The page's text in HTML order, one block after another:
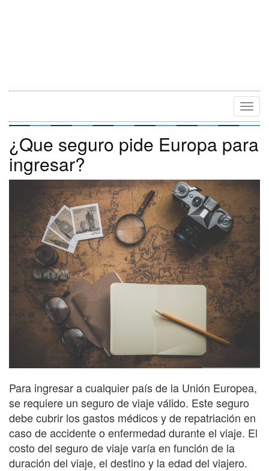
¿Que seguro pide Europa para
ingresar?
Para ingresar a cualquier país de la Unión Europea,
se requiere un seguro de viaje válido. Este seguro
debe cubrir los gastos médicos y de repatriación en
caso de accidente o enfermedad durante el viaje. El
costo del seguro de viaje varía en función de la
duración del viaje, el destino y la edad del viajero.